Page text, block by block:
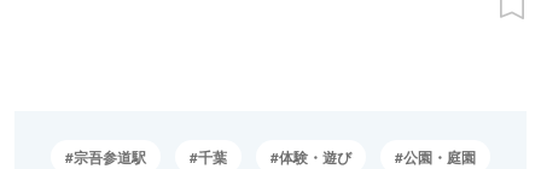
宗吾参道駅 千葉 体験・遊び 公園・庭園